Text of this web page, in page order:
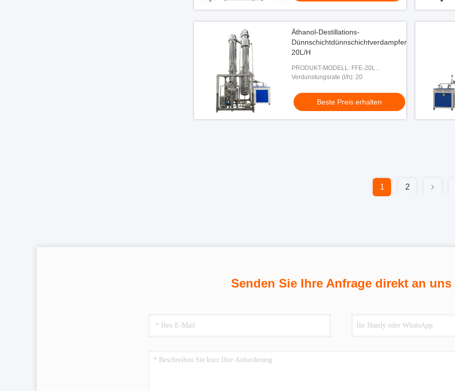
Äthanol-Destillations-
Dünnschichtdünnschichtverdampfer
20L/H
PRODUKT-MODELL: FFE-20L
Dünnschichtverdampfer
Verdunstungsrate (l/h): 20
Beste Preis erhalten
1 2
Senden Sie Ihre Anfrage direkt an uns